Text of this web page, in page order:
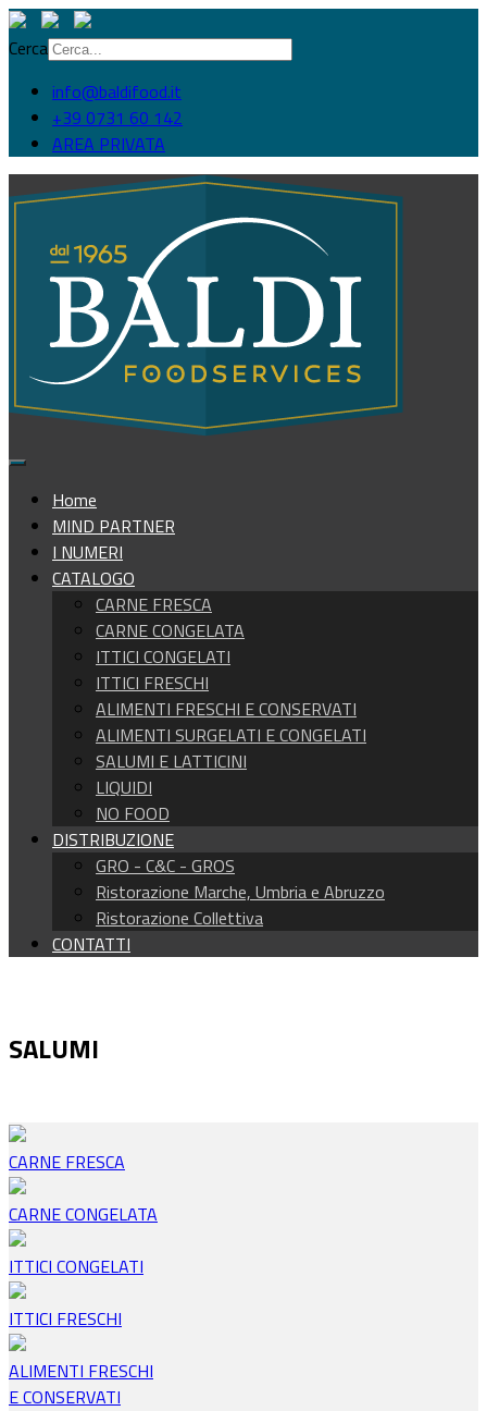
Cerca
info@baldifood.it
+39 0731 60 142
AREA PRIVATA
Home
MIND PARTNER
I NUMERI
CATALOGO
CARNE FRESCA
CARNE CONGELATA
ITTICI CONGELATI
ITTICI FRESCHI
ALIMENTI FRESCHI E CONSERVATI
ALIMENTI SURGELATI E CONGELATI
SALUMI E LATTICINI
LIQUIDI
NO FOOD
DISTRIBUZIONE
GRO - C&C - GROS
Ristorazione Marche, Umbria e Abruzzo
Ristorazione Collettiva
CONTATTI
SALUMI
CARNE FRESCA
CARNE CONGELATA
ITTICI CONGELATI
ITTICI FRESCHI
ALIMENTI FRESCHI
E CONSERVATI